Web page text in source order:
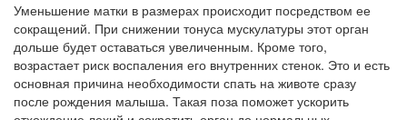
Уменьшение матки в размерах происходит посредством ее
сокращений. При снижении тонуса мускулатуры этот орган
дольше будет оставаться увеличенным. Кроме того,
возрастает риск воспаления его внутренних стенок. Это и есть
основная причина необходимости спать на животе сразу
после рождения малыша. Такая поза поможет ускорить